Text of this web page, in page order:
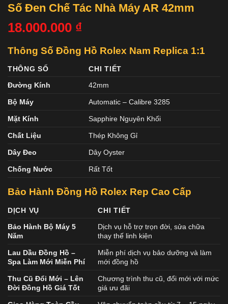
Số Đen Chế Tác Nhà Máy AR 42mm
18.000.000 ₫
Thông Số Đồng Hồ Rolex Nam Replica 1:1
THÔNG SỐ
CHI TIẾT
Đường Kính
42mm
Bộ Máy Automatic – Calibre 3285
Mặt Kính Sapphire Nguyên Khối
Chất Liệu Thép Không Gỉ
Dây Đeo Dây Oyster
Chống Nước Rất Tốt
Bảo Hành Đồng Hồ Rolex Rep Cao Cấp
DỊCH VỤ
CHI TIẾT
Bảo Hành Bộ Máy 5
Năm
Dịch vụ hỗ trợ trọn đời, sửa chữa
thay thế linh kiện
Lau Dầu Đồng Hồ –
Spa Làm Mới Miễn Phí
Miễn phí dịch vụ bảo dưỡng và làm
mới đồng hồ
Thu Cũ Đổi Mới – Lên
Đời Đồng Hồ Giá Tốt
Chương trình thu cũ, đổi mới với mức
giá ưu đãi